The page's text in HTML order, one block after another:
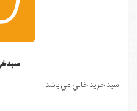
سبد
سبد خرید خالي مي باشد